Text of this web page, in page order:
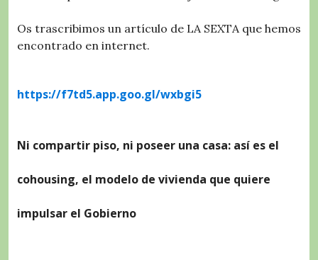
Os trascribimos un artículo de LA SEXTA que hemos
encontrado en internet.
https://f7td5.app.goo.gl/wxbgi5
Ni compartir piso, ni poseer una casa: así es el
cohousing, el modelo de vivienda que quiere
impulsar el Gobierno